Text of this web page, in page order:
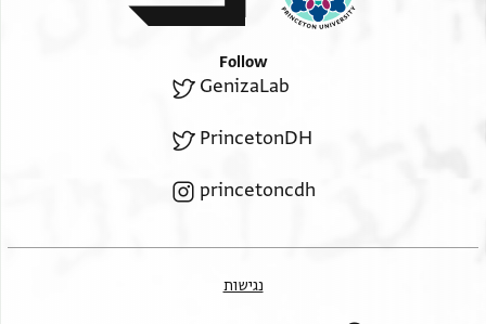
Follow
GenizaLab
PrincetonDH
princetoncdh
נגישות